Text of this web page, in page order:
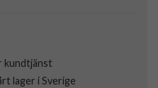
kundtjänst
lager i Sverige